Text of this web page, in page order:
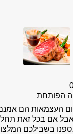
הפותחת
העצמאות הם
אם בכל זאת
בשבילכם